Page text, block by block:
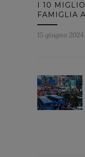
I 10
FAMIGLIA
15 giugno 2024